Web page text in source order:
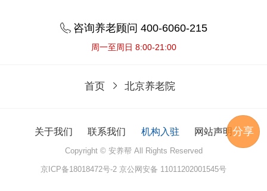
分享
咨询养老顾问 400-6060-215
周一至周日 8:00-21:00
首页 北京养老院
关于我们 联系我们 机构入驻 网站声明
Copyright © 安养帮 All Rights Reserved
京ICP备18018472号-2 京公网安备 11011202001545号